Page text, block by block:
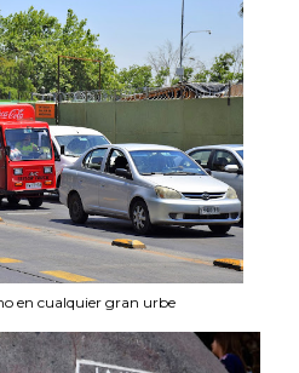
en cualquier gran urbe